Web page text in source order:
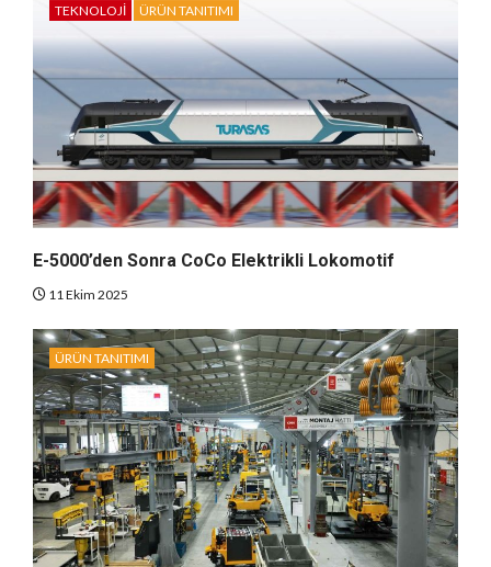
TEKNOLOJI ÜRÜN TANITIMI
E-5000’den Sonra CoCo Elektrikli Lokomotif
11 Ekim 2025
ÜRÜN TANITIMI